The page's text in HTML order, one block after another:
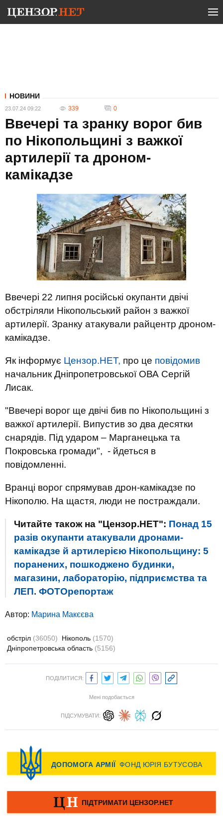
НОВИНИ
23.07.24 09:22 339 0
Ввечері та зранку ворог бив
по Нікопольщині з важкої
артилерії та дроном-
камікадзе
Ввечері 22 липня російські окупанти двічі
обстріляли Нікопольський район з важкої
артилерії. Зранку атакували райцентр дроном-
камікадзе.
Як інформує Цензор.НЕТ, про це повідомив
начальник Дніпропетровської ОВА Сергій
Лисак.
"Ввечері ворог ще двічі бив по Нікопольщині з
важкої артилерії. Випустив зо два десятки
снарядів. Під ударом – Марганецька та
Покровська громади", - йдеться в
повідомленні.
Вранці ворог спрямував дрон-камікадзе по
Нікополю. На щастя, люди не постраждали.
Читайте також на "Цензор.НЕТ": Понад 15
разів окупанти атакували дронами-
камікадзе й артилерією Нікопольщину: 5
поранених, пошкоджено будинки,
магазини, лабораторію, підприємства та
ЛЕП. ФОТОрепортаж
Автор: Марина Макєєва
обстріл (36050) Нікополь (1570)
Дніпропетровська область (5156)
ПОДІЛИТИСЯ:
Мені подобається
ПІДСУМУВАТИ: